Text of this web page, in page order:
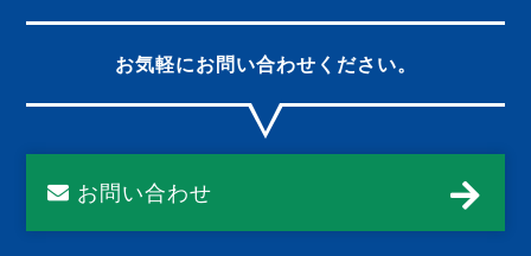
お気軽にお問い合わせください。
お問い合わせ